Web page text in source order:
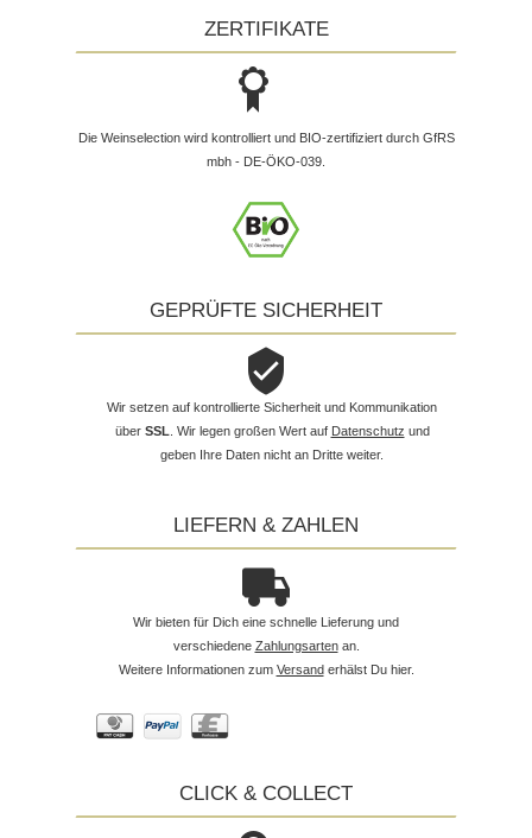
ZERTIFIKATE
Die Weinselection wird kontrolliert und BIO-zertifiziert durch GfRS
mbh - DE-ÖKO-039.
GEPRÜFTE SICHERHEIT
Wir setzen auf kontrollierte Sicherheit und Kommunikation
über SSL . Wir legen großen Wert auf Datenschutz und
geben Ihre Daten nicht an Dritte weiter.
LIEFERN & ZAHLEN
Wir bieten für Dich eine schnelle Lieferung und
verschiedene Zahlungsartenan.
Weitere Informationen zum Versanderhälst Du hier.
CLICK & COLLECT